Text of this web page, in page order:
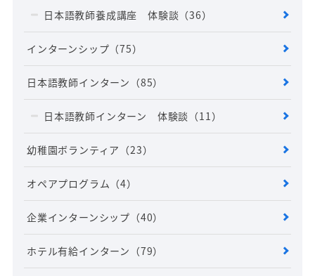
日本語教師養成講座 体験談 （36）
インターンシップ （75）
日本語教師インターン （85）
日本語教師インターン 体験談 （11）
幼稚園ボランティア （23）
オペアプログラム （4）
企業インターンシップ （40）
ホテル有給インターン （79）